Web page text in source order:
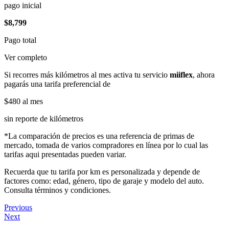
pago inicial
$8,799
Pago total
Ver completo
Si recorres más kilómetros al mes activa tu servicio miiflex, ahora
pagarás una tarifa preferencial de
$480 al mes
sin reporte de kilómetros
*La comparación de precios es una referencia de primas de
mercado, tomada de varios compradores en línea por lo cual las
tarifas aqui presentadas pueden variar.
Recuerda que tu tarifa por km es personalizada y depende de
factores como: edad, género, tipo de garaje y modelo del auto.
Consulta términos y condiciones.
Previous
Next